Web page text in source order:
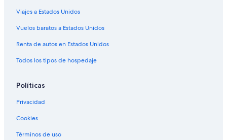
Viajes a Estados Unidos
Vuelos baratos a Estados Unidos
Renta de autos en Estados Unidos
Todos los tipos de hospedaje
Políticas
Privacidad
Cookies
Términos de uso